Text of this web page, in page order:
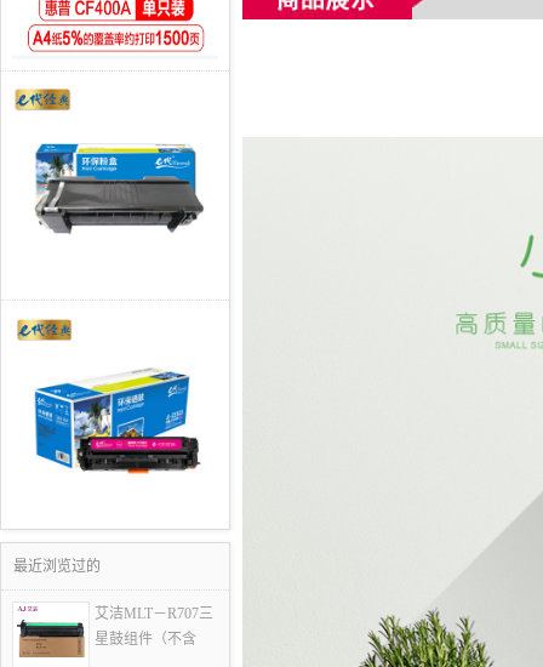
最近浏览过的
艾洁MLT－R707三
星鼓组件（不含